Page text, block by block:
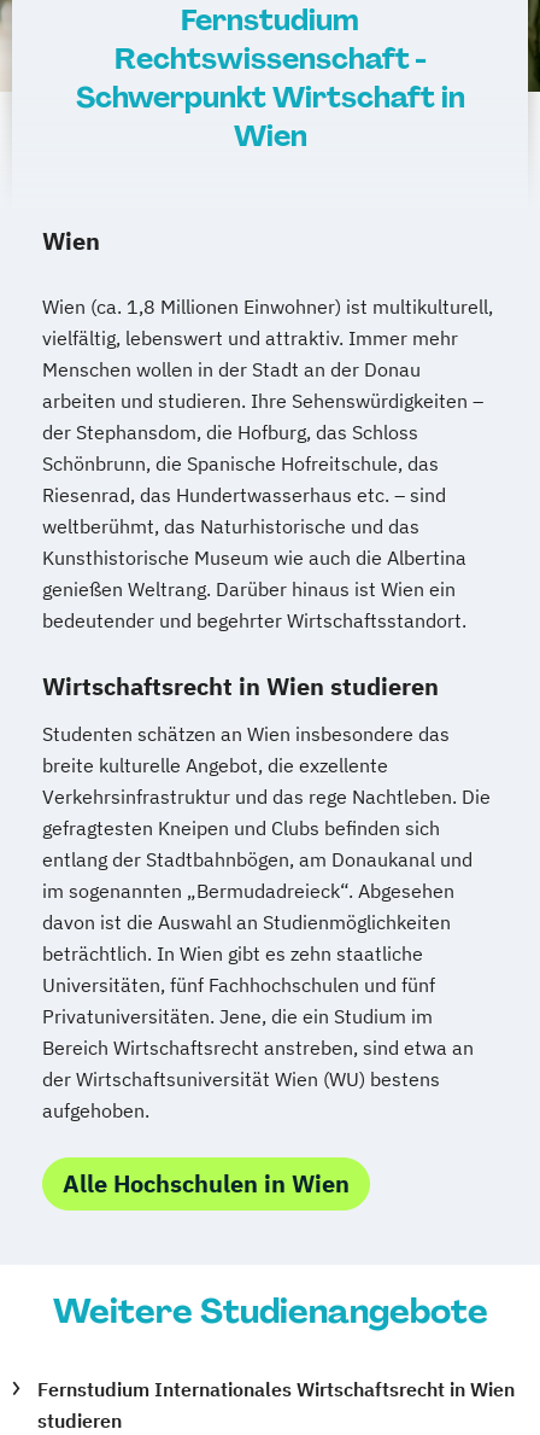
Fernstudium
Rechtswissenschaft -
Schwerpunkt Wirtschaft in
Wien
Wien
Wien (ca. 1,8 Millionen Einwohner) ist multikulturell,
vielfältig, lebenswert und attraktiv. Immer mehr
Menschen wollen in der Stadt an der Donau
arbeiten und studieren. Ihre Sehenswürdigkeiten –
der Stephansdom, die Hofburg, das Schloss
Schönbrunn, die Spanische Hofreitschule, das
Riesenrad, das Hundertwasserhaus etc. – sind
weltberühmt, das Naturhistorische und das
Kunsthistorische Museum wie auch die Albertina
genießen Weltrang. Darüber hinaus ist Wien ein
bedeutender und begehrter Wirtschaftsstandort.
Wirtschaftsrecht in Wien studieren
Studenten schätzen an Wien insbesondere das
breite kulturelle Angebot, die exzellente
Verkehrsinfrastruktur und das rege Nachtleben. Die
gefragtesten Kneipen und Clubs befinden sich
entlang der Stadtbahnbögen, am Donaukanal und
im sogenannten „Bermudadreieck“. Abgesehen
davon ist die Auswahl an Studienmöglichkeiten
beträchtlich. In Wien gibt es zehn staatliche
Universitäten, fünf Fachhochschulen und fünf
Privatuniversitäten. Jene, die ein Studium im
Bereich Wirtschaftsrecht anstreben, sind etwa an
der Wirtschaftsuniversität Wien (WU) bestens
aufgehoben.
Alle Hochschulen in Wien
Weitere Studienangebote
Fernstudium Internationales Wirtschaftsrecht in Wien
studieren